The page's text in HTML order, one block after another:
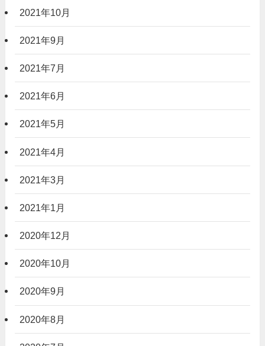
2021年10月
2021年9月
2021年7月
2021年6月
2021年5月
2021年4月
2021年3月
2021年1月
2020年12月
2020年10月
2020年9月
2020年8月